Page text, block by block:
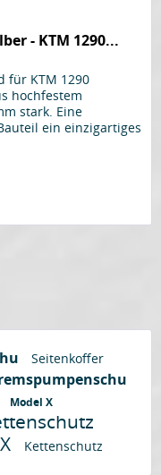
- KTM 1290...
für KTM 1290
hochfestem
stark. Eine
ein einzigartiges
Seitenkoffer
Model X
Kettenschutz